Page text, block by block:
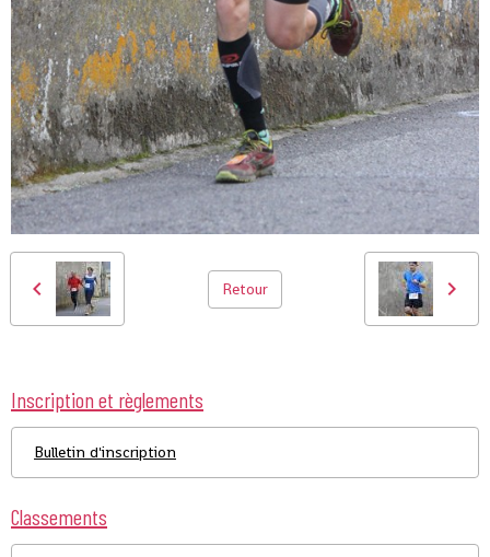
Retour
Inscription et règlements
Bulletin d'inscription
Classements